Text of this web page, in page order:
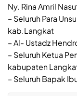
Ny. Rina Amril
– Seluruh Para
kab.Langkat
– Al- Ustadz
– Seluruh Ketua
kabupaten
– Seluruh Bapak